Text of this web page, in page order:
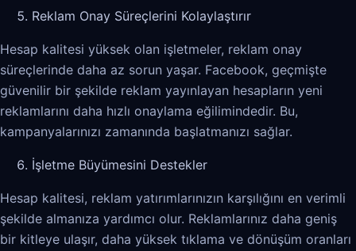
Reklam Onay Süreçlerini Kolaylaştırır
Hesap kalitesi yüksek olan işletmeler, reklam onay
süreçlerinde daha az sorun yaşar. Facebook, geçmişte
güvenilir bir şekilde reklam yayınlayan hesapların yeni
reklamlarını daha hızlı onaylama eğilimindedir. Bu,
kampanyalarınızı zamanında başlatmanızı sağlar.
İşletme Büyümesini Destekler
Hesap kalitesi, reklam yatırımlarınızın karşılığını en verimli
şekilde almanıza yardımcı olur. Reklamlarınız daha geniş
bir kitleye ulaşır, daha yüksek tıklama ve dönüşüm oranları